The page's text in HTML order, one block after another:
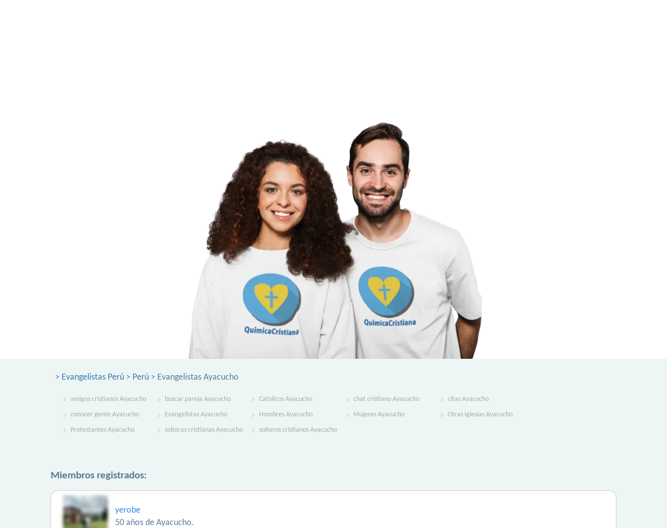
> Evangelistas Perú > Perú > Evangelistas Ayacucho
amigos cristianos Ayacucho buscar pareja Ayacucho Catolicos Ayacucho chat cristiano Ayacucho citas Ayacucho
conocer gente Ayacucho Evangelistas Ayacucho Hombres Ayacucho Mujeres Ayacucho Otras iglesias Ayacucho
Protestantes Ayacucho solteras cristianas Ayacucho solteros cristianos Ayacucho
Miembros registrados:
yerobe
50 años de Ayacucho.